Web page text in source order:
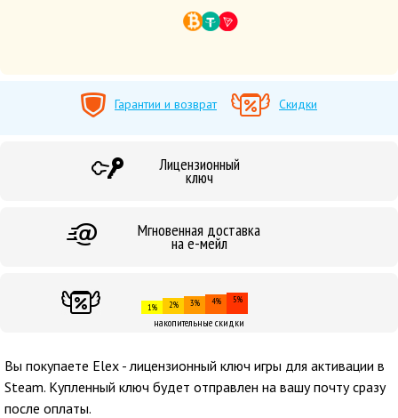
Гарантии и возврат Скидки
Лицензионный
ключ
Мгновенная доставка
на е-мейл
1% 2% 3% 4% 5%
накопительные скидки
Вы покупаете Elex - лицензионный ключ игры для активации в
Steam. Купленный ключ будет отправлен на вашу почту сразу
после оплаты.